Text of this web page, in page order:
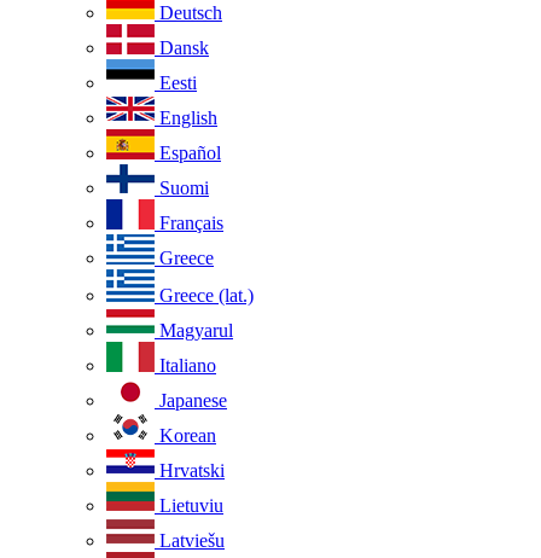
Deutsch
Dansk
Eesti
English
Español
Suomi
Français
Greece
Greece (lat.)
Magyarul
Italiano
Japanese
Korean
Hrvatski
Lietuviu
Latviešu